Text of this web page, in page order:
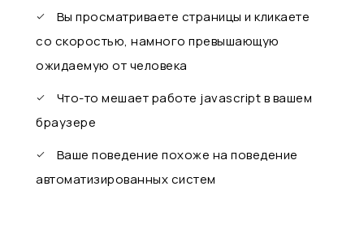
Вы просматриваете страницы и кликаете
со скоростью, намного превышающую
ожидаемую от человека
Что-то мешает работе javascript в вашем
браузере
Ваше поведение похоже на поведение
автоматизированных систем